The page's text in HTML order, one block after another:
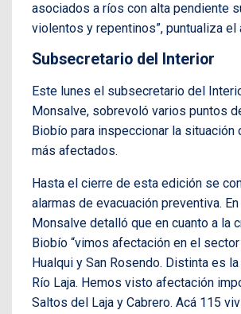
asociados a ríos con alta pendiente
violentos y repentinos”, puntualiza el
Subsecretario del Interior
Este lunes el subsecretario del
Monsalve, sobrevoló varios puntos
Biobío para inspeccionar la situación
más afectados.
Hasta el cierre de esta edición se
alarmas de evacuación preventiva.
Monsalve detalló que en cuanto a la
Biobío “vimos afectación en el
Hualqui y San Rosendo. Distinta es
Río Laja. Hemos visto afectación
Saltos del Laja y Cabrero. Acá 115